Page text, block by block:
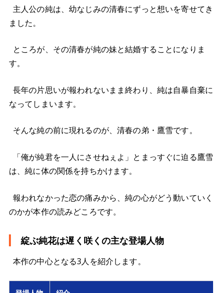
主人公の純は、幼なじみの清春にずっと想いを寄せてき
ました。
ところが、その清春が純の妹と結婚することになりま
す。
長年の片思いが報われないまま終わり、純は自暴自棄に
なってしまいます。
そんな純の前に現れるのが、清春の弟・鷹雪です。
「俺が純君を一人にさせねぇよ」とまっすぐに迫る鷹雪
は、純に体の関係を持ちかけます。
報われなかった恋の痛みから、純の心がどう動いていく
のかが本作の読みどころです。
綻ぶ純花は遅く咲くの主な登場人物
本作の中心となる3人を紹介します。